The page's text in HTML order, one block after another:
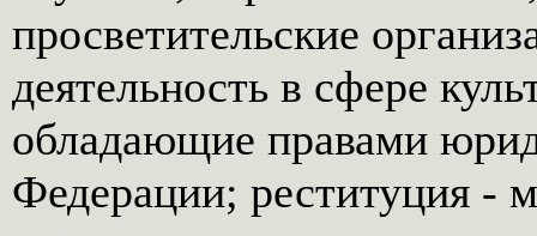
просветительские
деятельность в сфере
обладающие правами
Федерации; реституция -